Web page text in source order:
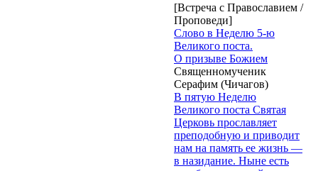
[Встреча с Православием /
Проповеди]
Слово в Неделю 5-ю
Великого поста.
О призыве Божием
Священномученик
Серафим (Чичагов)
В пятую Неделю
Великого поста Святая
Церковь прославляет
преподобную и приводит
нам на память ее жизнь —
в назидание. Ныне есть